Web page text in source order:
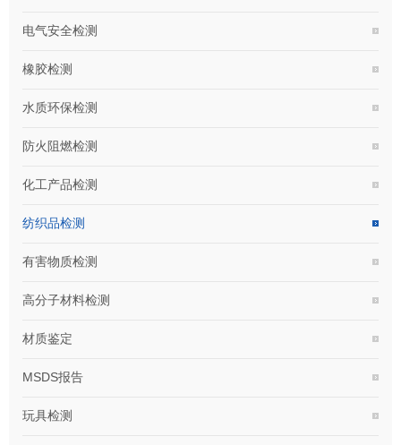
电气安全检测
橡胶检测
水质环保检测
防火阻燃检测
化工产品检测
纺织品检测
有害物质检测
高分子材料检测
材质鉴定
MSDS报告
玩具检测